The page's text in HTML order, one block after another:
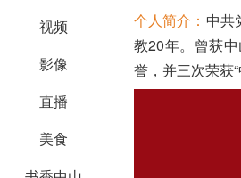
视频
影像
直播
美食
个人简介： 中共
教20年。曾获
誉，并三次荣获“